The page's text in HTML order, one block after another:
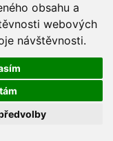
obsahu a
webových
návštěvnosti.